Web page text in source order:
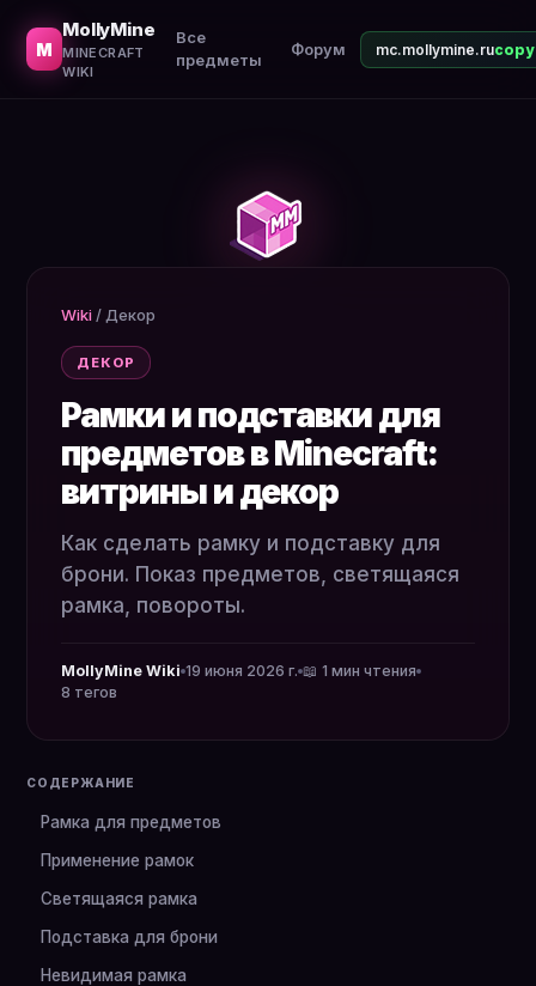
M
MollyMine
MINECRAFT
WIKI
Все
предметы
Форум mc.mollymine.ru
Wiki / Декор
ДЕКОР
Рамки и подставки для
предметов в Minecraft:
витрины и декор
Как сделать рамку и подставку для
брони. Показ предметов, светящаяся
рамка, повороты.
MollyMine Wiki 19 июня 2026 г. 📖 1 мин чтения
8 тегов
СОДЕРЖАНИЕ
Рамка для предметов
Применение рамок
Светящаяся рамка
Подставка для брони
Невидимая рамка